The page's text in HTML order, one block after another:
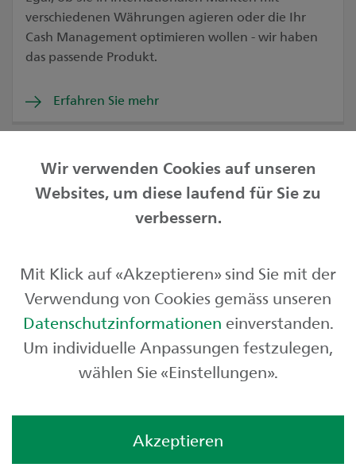
verschiedenen Währungen agieren oder die Ihr
Cash Management optimieren wollen - wir haben
das passende Produkt.
Erfahren Sie mehr
Privatkunden
Börse und Märkte
Über uns
Wir verwenden Cookies auf unseren
Websites, um diese laufend für Sie zu
verbessern.
Mit Klick auf «Akzeptieren» sind Sie mit der
Verwendung von Cookies gemäss unseren
Datenschutzinformationen einverstanden.
Um individuelle Anpassungen festzulegen,
wählen Sie «Einstellungen».
Akzeptieren